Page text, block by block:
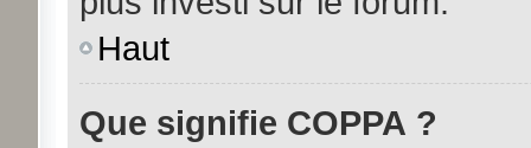
Haut
Que signifie COPPA ?